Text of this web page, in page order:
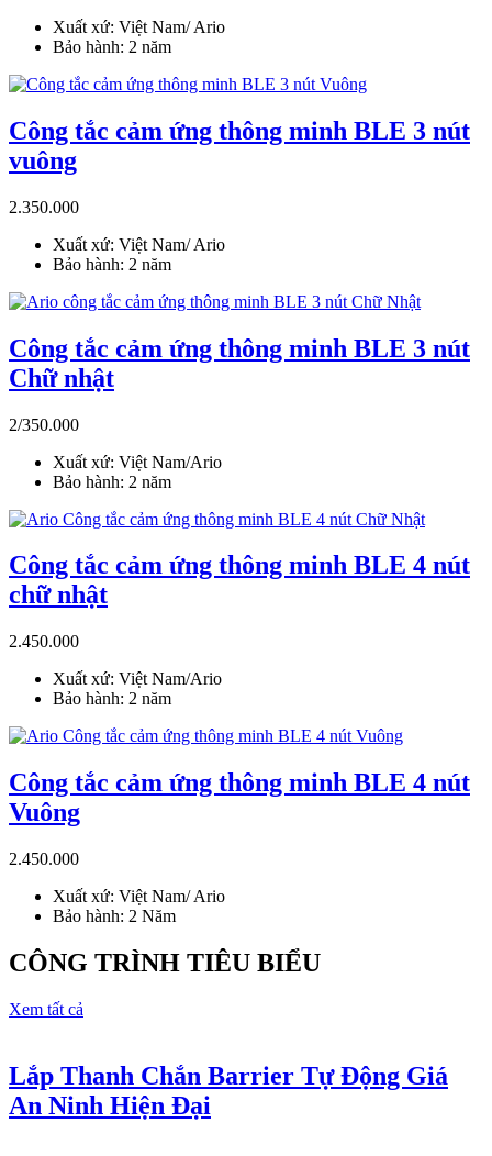
Xuất xứ: Việt Nam/ Ario
Bảo hành: 2 năm
Công tắc cảm ứng thông minh BLE 3 nút
vuông
2.350.000
Xuất xứ: Việt Nam/ Ario
Bảo hành: 2 năm
Công tắc cảm ứng thông minh BLE 3 nút
Chữ nhật
2/350.000
Xuất xứ: Việt Nam/Ario
Bảo hành: 2 năm
Công tắc cảm ứng thông minh BLE 4 nút
chữ nhật
2.450.000
Xuất xứ: Việt Nam/Ario
Bảo hành: 2 năm
Công tắc cảm ứng thông minh BLE 4 nút
Vuông
2.450.000
Xuất xứ: Việt Nam/ Ario
Bảo hành: 2 Năm
CÔNG TRÌNH TIÊU BIỂU
Xem tất cả
Lắp Thanh Chắn Barrier Tự Động Giá
An Ninh Hiện Đại